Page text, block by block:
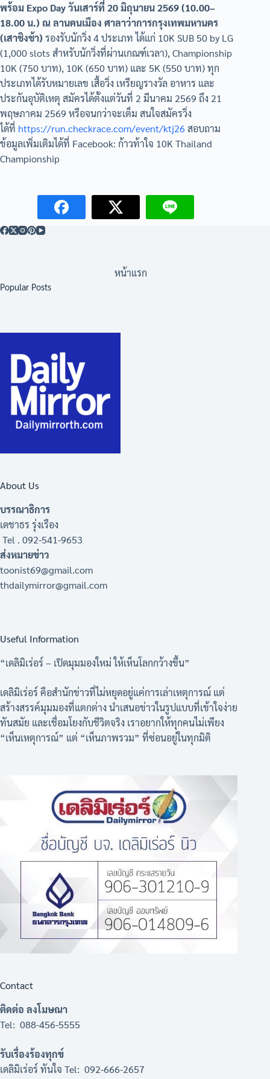
พร้อม Expo Day วันเสาร์ที่ 20 มิถุนายน 2569 (10.00–
18.00 น.) ณ ลานคนเมือง ศาลาว่าการกรุงเทพมหานคร
(เสาชิงช้า) รองรับนักวิ่ง 4 ประเภท ได้แก่ 10K SUB 50 by LG
(1,000 slots สำหรับนักวิ่งที่ผ่านเกณฑ์เวลา), Championship
10K (750 บาท), 10K (650 บาท) และ 5K (550 บาท) ทุก
ประเภทได้รับหมายเลข เสื้อวิ่ง เหรียญรางวัล อาหาร และ
ประกันอุบัติเหตุ สมัครได้ตั้งแต่วันที่ 2 มีนาคม 2569 ถึง 21
พฤษภาคม 2569 หรือจนกว่าจะเต็ม สนใจสมัครวิ่ง
ได้ที่ https://run.checkrace.com/event/ktj26 สอบถาม
ข้อมูลเพิ่มเติมได้ที่ Facebook: ก้าวท้าใจ 10K Thailand
Championship
หน้าแรก
Popular Posts
About Us
บรรณาธิการ
เดชาธร รุ่งเรือง
Tel . 092-541-9653
ส่งหมายข่าว
toonist69@gmail.com
thdailymirror@gmail.com
Useful Information
“เดลิมิเร่อร์ – เปิดมุมมองใหม่ ให้เห็นโลกกว้างขึ้น”
เดลิมิเร่อร์ คือสำนักข่าวที่ไม่หยุดอยู่แค่การเล่าเหตุการณ์ แต่
สร้างสรรค์มุมมองที่แตกต่าง นำเสนอข่าวในรูปแบบที่เข้าใจง่าย
ทันสมัย และเชื่อมโยงกับชีวิตจริง เราอยากให้ทุกคนไม่เพียง
“เห็นเหตุการณ์” แต่ “เห็นภาพรวม” ที่ซ่อนอยู่ในทุกมิติ
Contact
ติดต่อ ลงโมษณา
Tel: 088-456-5555
รับเรื่องร้องทุกข์
เดลิมิเร่อร์ ทันใจ Tel: 092-666-2657